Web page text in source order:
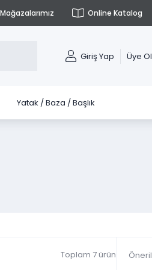
Mağazalarımız Online Katalog
Giriş Yap Üye Ol
Yatak / Baza / Başlık
Toplam 7 ürün